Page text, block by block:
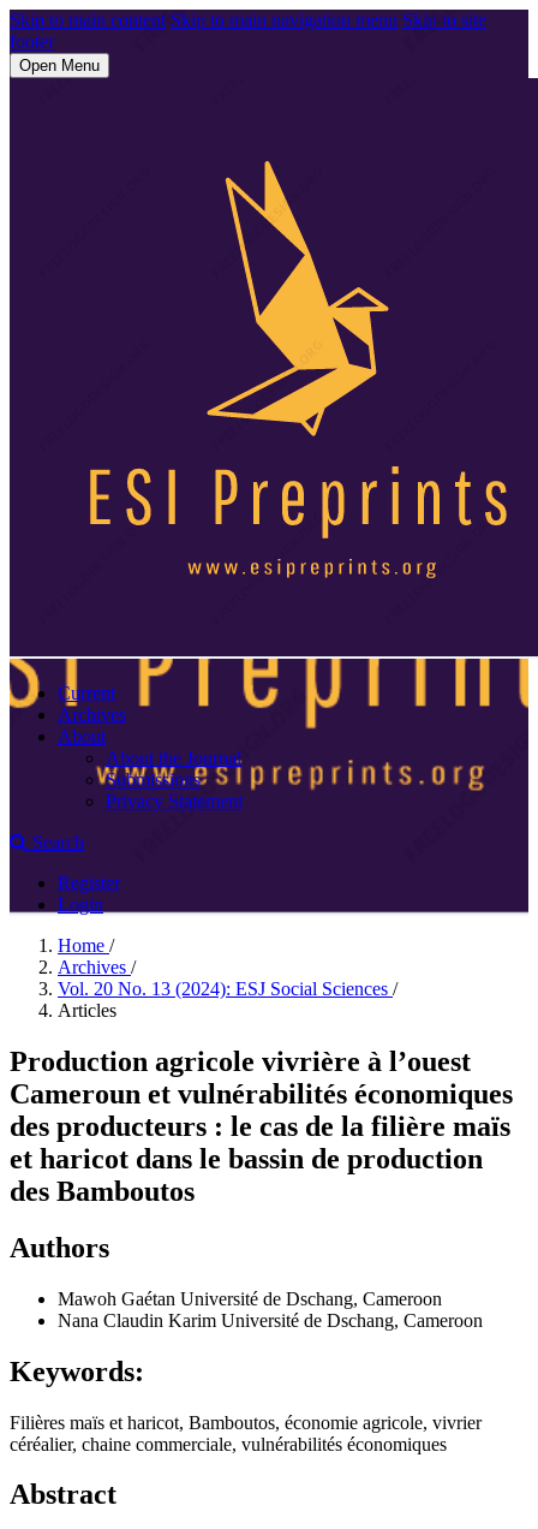
Skip to main content Skip to main navigation menu Skip to site
footer
Open Menu
Current
Archives
About
About the Journal
Submissions
Privacy Statement
Search
Register
Login
Home /
Archives /
Vol. 20 No. 13 (2024): ESJ Social Sciences /
Articles
Production agricole vivrière à l’ouest
Cameroun et vulnérabilités économiques
des producteurs : le cas de la filière maïs
et haricot dans le bassin de production
des Bamboutos
Authors
Mawoh Gaétan Université de Dschang, Cameroon
Nana Claudin Karim Université de Dschang, Cameroon
Keywords:
Filières maïs et haricot, Bamboutos, économie agricole, vivrier
céréalier, chaine commerciale, vulnérabilités économiques
Abstract